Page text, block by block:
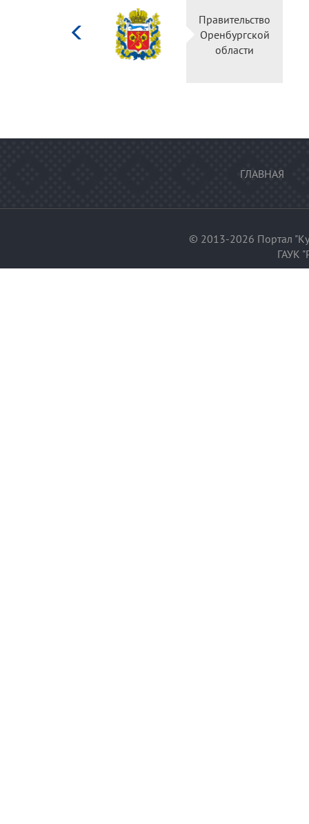
Правительство
Оренбургской
области
ГЛАВНАЯ
© 2013-2026 Портал
ГАУК